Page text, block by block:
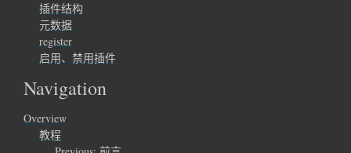
插件结构
元数据
register
启用、禁用插件
Navigation
Overview
教程